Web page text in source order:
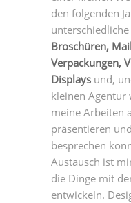
den folgenden
Broschüren,
Verpackungen,
Displaysund,
kleinen Agentur
meine Arbeiten
präsentieren
besprechen
Austausch ist
die Dinge mit
entwickeln.